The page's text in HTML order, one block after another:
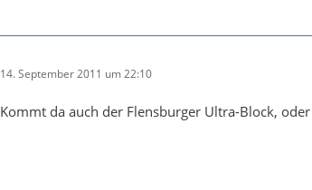
14. September 2011 um 22:10
Kommt da auch der Flensburger Ultra-Block,